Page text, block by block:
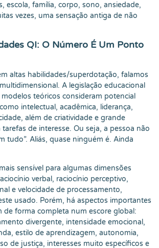
escola, família, corpo, sono, ansiedade,
vezes, uma sensação antiga de não
QI: O Número É Um Ponto
altas habilidades/superdotação, falamos
A legislação educacional
teóricos consideram potencial
intelectual, acadêmica, liderança,
além de criatividade e grande
de interesse. Ou seja, a pessoa não
tudo”. Aliás, quase ninguém é. Ainda
sensível para algumas dimensões
verbal, raciocínio perceptivo,
e velocidade de processamento,
usado. Porém, há aspectos importantes
de forma completa num escore global:
divergente, intensidade emocional,
estilo de aprendizagem, autonomia,
de justiça, interesses muito específicos e